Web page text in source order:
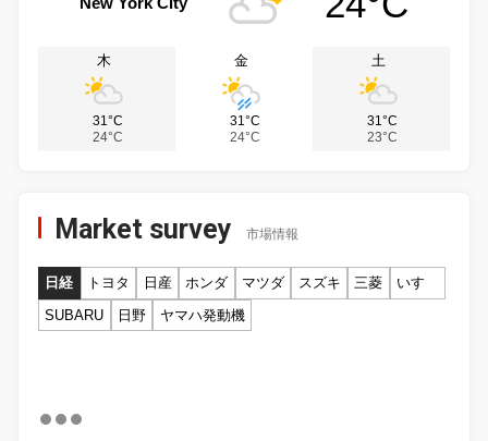
木
31°C
24°C
金
31°C
24°C
土
31°C
23°C
Market survey 市場情報
日経 トヨタ 日産 ホンダ マツダ スズキ 三菱
いすゞ
SUBARU
日野 ヤマハ発動機